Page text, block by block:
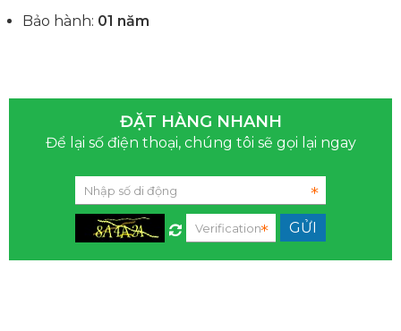
Bảo hành: 01 năm
ĐẶT HÀNG NHANH
Để lại số điện thoại, chúng tôi sẽ gọi lại ngay